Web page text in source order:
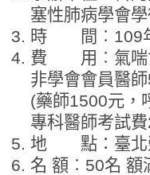
塞性肺病學會
時 間︰109年
費 用︰氣喘
非學會會員醫
(藥師1500元，
專科醫師考試
地 點：臺北榮
名 額︰50名 額